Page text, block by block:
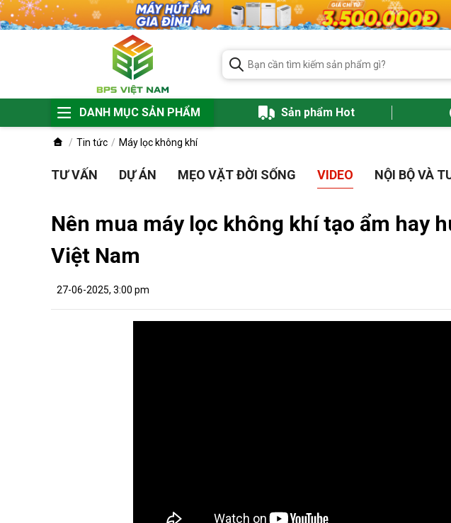
DANH MỤC SẢN PHẨM Sản phẩm Hot
Tin tức Máy lọc không khí
TƯ VẤN DỰ ÁN MẸO VẶT ĐỜI SỐNG VIDEO NỘI BỘ VÀ
Nên mua máy lọc không khí tạo ẩm hay
Việt Nam
27-06-2025, 3:00 pm